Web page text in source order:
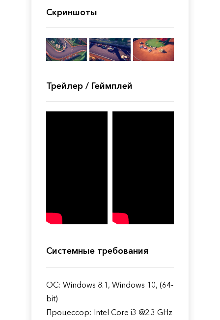
Скриншоты
Трейлер / Геймплей
Системные требования
ОС: Windows 8.1, Windows 10, (64-
bit)
Процессор: Intel Core i3 @2.3 GHz